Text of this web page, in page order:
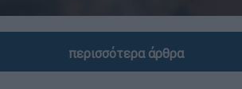
περισσότερα άρθρα